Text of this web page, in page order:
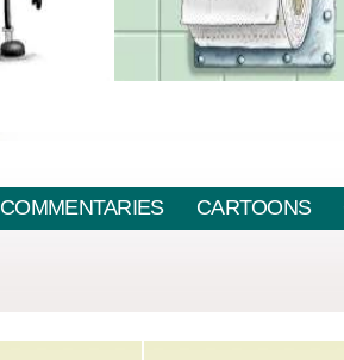
COMMENTARIES CARTOONS